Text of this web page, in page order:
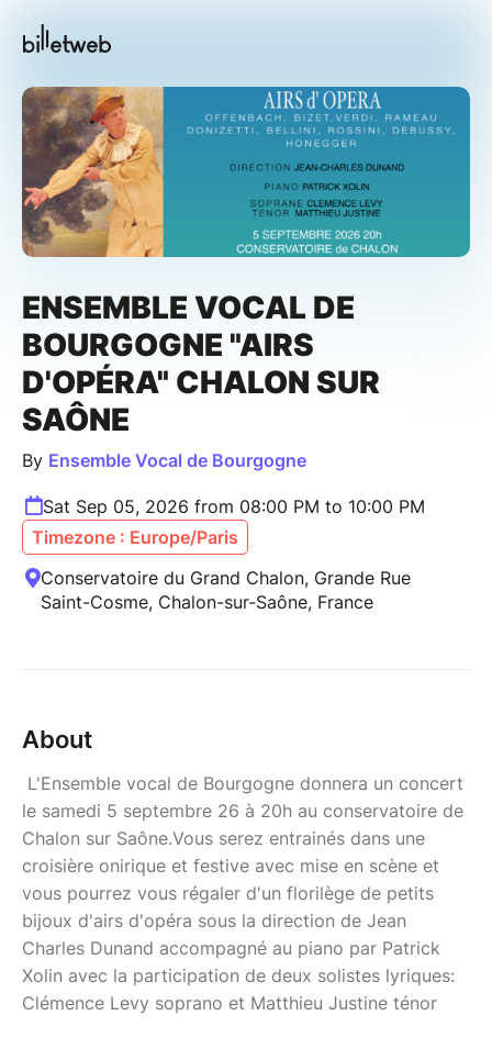
ENSEMBLE VOCAL DE
BOURGOGNE "AIRS
D'OPÉRA" CHALON SUR
SAÔNE
By Ensemble Vocal de Bourgogne
Sat Sep 05, 2026 from 08:00 PM to 10:00 PM
Timezone : Europe/Paris
Conservatoire du Grand Chalon, Grande Rue
Saint-Cosme, Chalon-sur-Saône, France
About
L'Ensemble vocal de Bourgogne donnera un concert
le samedi 5 septembre 26 à 20h au conservatoire de
Chalon sur Saône.Vous serez entrainés dans une
croisière onirique et festive avec mise en scène et
vous pourrez vous régaler d'un florilège de petits
bijoux d'airs d'opéra sous la direction de Jean
Charles Dunand accompagné au piano par Patrick
Xolin avec la participation de deux solistes lyriques:
Clémence Levy soprano et Matthieu Justine ténor